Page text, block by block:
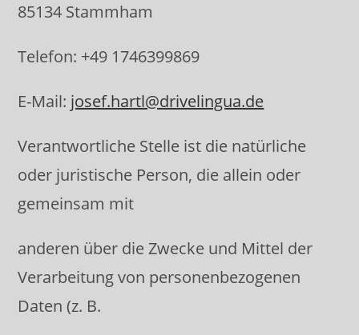
85134 Stammham
Telefon: +49 1746399869
E-Mail: josef.hartl@drivelingua.de
Verantwortliche Stelle ist die natürliche
oder juristische Person, die allein oder
gemeinsam mit
anderen über die Zwecke und Mittel der
Verarbeitung von personenbezogenen
Daten (z. B.